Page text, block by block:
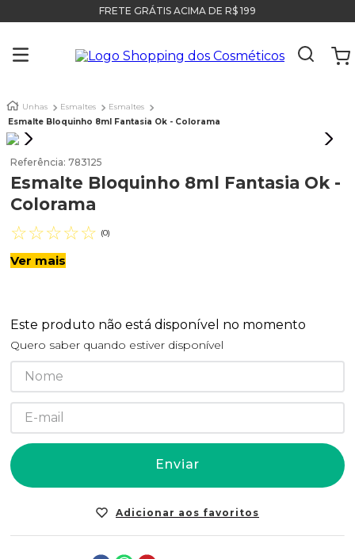
FRETE GRÁTIS ACIMA DE R$ 199
Unhas Esmaltes
Esmaltes
Esmalte Bloquinho 8ml Fantasia Ok - Colorama
Referência: 783125
Esmalte Bloquinho 8ml Fantasia Ok -
Colorama
☆☆☆☆☆ (0)
Ver mais
Este produto não está disponível no momento
Quero saber quando estiver disponível
Enviar